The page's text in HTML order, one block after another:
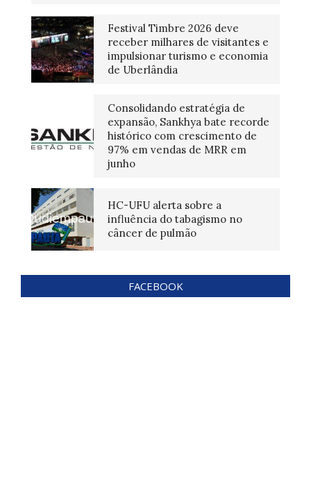
Festival Timbre 2026 deve
receber milhares de visitantes e
impulsionar turismo e economia
de Uberlândia
Consolidando estratégia de
expansão, Sankhya bate recorde
histórico com crescimento de
97% em vendas de MRR em
junho
HC-UFU alerta sobre a
influência do tabagismo no
câncer de pulmão
FACEBOOK